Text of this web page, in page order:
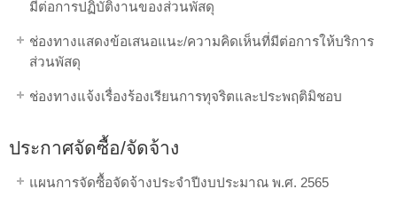
มีต่อการปฏิบัติงานของส่วนพัสดุ
ช่องทางแสดงข้อเสนอแนะ/ความคิดเห็นที่มีต่อการให้บริการ
ส่วนพัสดุ
ช่องทางแจ้งเรื่องร้องเรียนการทุจริตและประพฤติมิชอบ
ประกาศจัดซื้อ/จัดจ้าง
แผนการจัดซื้อจัดจ้างประจำปีงบประมาณ พ.ศ. 2565